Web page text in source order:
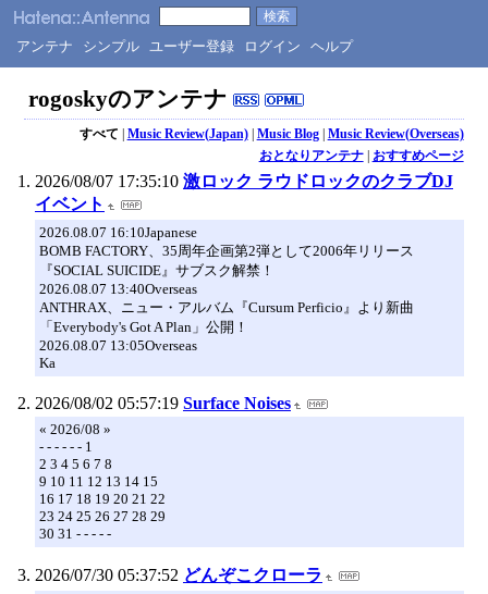
アンテナ シンプル ユーザー登録 ログイン ヘルプ
rogoskyのアンテナ
すべて | Music Review(Japan)| Music Blog| Music Review(Overseas)
おとなりアンテナ| おすすめページ
2026/08/07 17:35:10 激ロック ラウドロックのクラブDJ
イベント
2026.08.07 16:10Japanese
BOMB FACTORY、35周年企画第2弾として2006年リリース
『SOCIAL SUICIDE』サブスク解禁！
2026.08.07 13:40Overseas
ANTHRAX、ニュー・アルバム『Cursum Perficio』より新曲
「Everybody's Got A Plan」公開！
2026.08.07 13:05Overseas
Ka
2026/08/02 05:57:19 Surface Noises
« 2026/08 »
- - - - - - 1
2 3 4 5 6 7 8
9 10 11 12 13 14 15
16 17 18 19 20 21 22
23 24 25 26 27 28 29
30 31 - - - - -
2026/07/30 05:37:52 どんぞこクローラ